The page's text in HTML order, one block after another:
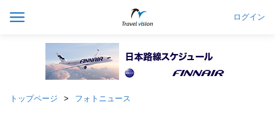
ログイン
トップページ フォトニュース